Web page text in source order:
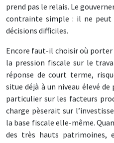
prend pas le relais. Le
contrainte simple : il ne
décisions difficiles.
Encore faut-il choisir où
la pression fiscale sur le
réponse de court terme,
situe déjà à un niveau élevé
particulier sur les facteurs
charge pèserait sur
la base fiscale elle-même.
des très hauts patrimoines,